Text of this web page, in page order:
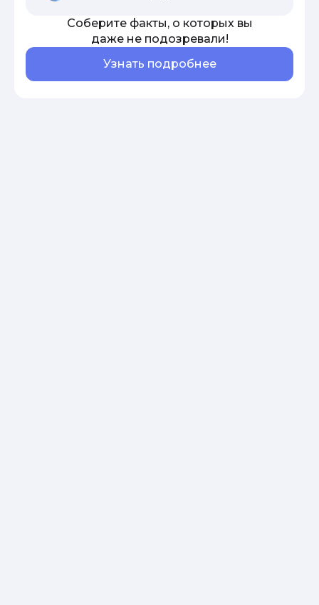
Соберите факты, о которых вы
даже не подозревали!
Узнать подробнее